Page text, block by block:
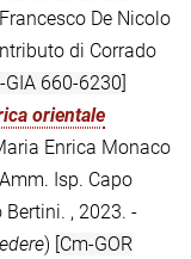
De Nicolo
di Corrado
GIA 660-6230]
orientale
Enrica Monaco
Isp. Capo
, 2023. -
) [Cm-GOR